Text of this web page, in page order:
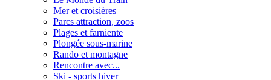
Mer et croisières
Parcs attraction, zoos
Plages et farniente
Plongée sous-marine
Rando et montagne
Rencontre avec...
Ski - sports hiver